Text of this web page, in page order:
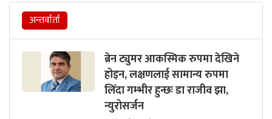
अन्तर्वार्ता
ब्रेन ट्युमर आकस्मिक रुपमा देखिने
होइन, लक्षणलाई सामान्य रुपमा
लिँदा गम्भीर हुन्छः डा राजीव झा,
न्युरोसर्जन